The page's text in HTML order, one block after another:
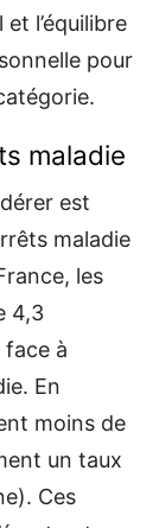
l’équilibre
pour
maladie
est
maladie
les
4,3
à
En
moins de
un taux
Ces